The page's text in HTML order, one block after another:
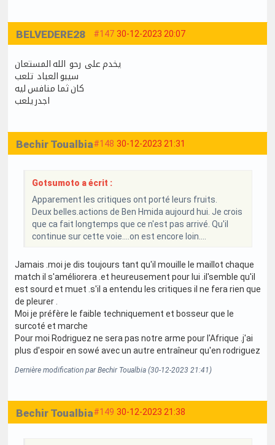
#147 30-12-2023 20:07
BELVEDERE28
يخدم على رحو الله المستعان
اجدر يلعب
#148 30-12-2023 21:31
Bechir Toualbia
Gotsumoto a écrit :
Apparement les critiques ont porté leurs fruits.
Deux belles.actions de Ben Hmida aujourd hui. Je crois
que ca fait longtemps que ce n'est pas arrivé. Qu'il
continue sur cette voie....on est encore loin....
Jamais .moi je dis toujours tant qu'il mouille le maillot chaque
match il s'améliorera .et heureusement pour lui .il'semble qu'il
est sourd et muet .s'il a entendu les critiques il ne fera rien que
de pleurer .
Moi je préfère le faible techniquement et bosseur que le
surcoté et marche
Pour moi Rodriguez ne sera pas notre arme pour l'Afrique .j'ai
plus d'espoir en sowé avec un autre entraîneur qu'en rodriguez
Dernière modification par Bechir Toualbia (30-12-2023 21:41)
#149 30-12-2023 21:38
Bechir Toualbia